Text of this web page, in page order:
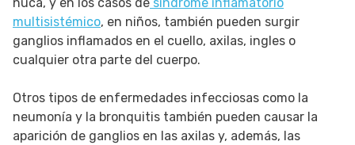
nuca, y en los casos de síndrome inflamatorio
multisistémico, en niños, también pueden surgir
ganglios inflamados en el cuello, axilas, ingles o
cualquier otra parte del cuerpo.
Otros tipos de enfermedades infecciosas como la
neumonía y la bronquitis también pueden causar la
aparición de ganglios en las axilas y, además, las